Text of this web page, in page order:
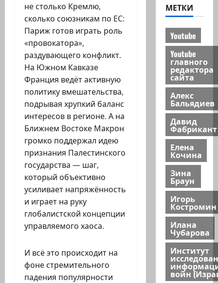
не столько Кремлю,
сколько союзникам по ЕС:
Париж готов играть роль
«провокатора»,
раздувающего конфликт.
На Южном Кавказе
Франция ведёт активную
политику вмешательства,
подрывая хрупкий баланс
интересов в регионе. А на
Ближнем Востоке Макрон
громко поддержал идею
признания Палестинского
государства — шаг,
который объективно
усиливает напряжённость
и играет на руку
глобалистской концепции
управляемого хаоса.
И всё это происходит на
фоне стремительного
падения популярности
МЕТКИ
Youtube
Youtube
главного
редактора
сайта
Алекс
Бальядиев
Давид
Фабрикант
Елена
Кочина
Зина
Браун
Игорь
Костромин
Илана
Чубарова
Институт
войн